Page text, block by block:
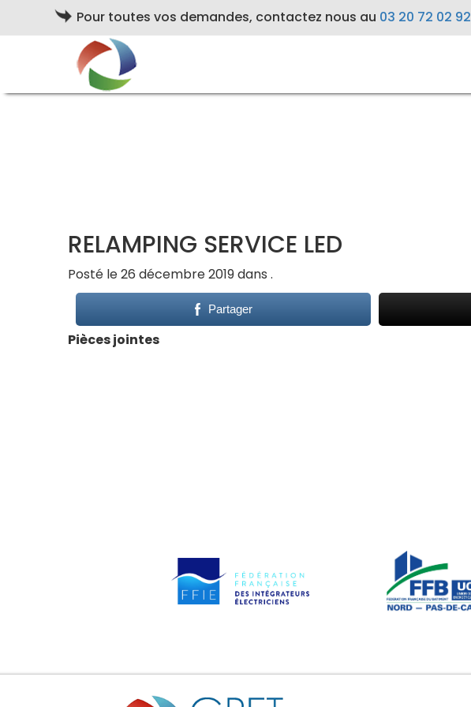
Pour toutes vos demandes, contactez nous au 03 20 72 02 92
RELAMPING SERVICE LED
Posté le 26 décembre 2019 dans .
Partager
Pièces jointes